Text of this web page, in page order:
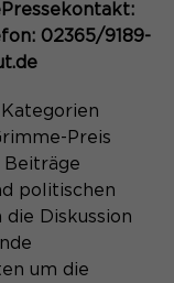
Identifikation
Besuchers.
02365/9189-
Preis
Beiträge
politischen
die Diskussion
um die